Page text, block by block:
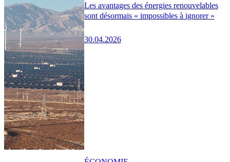
Les avantages des énergies renouvelables
sont désormais « impossibles à ignorer »
30.04.2026